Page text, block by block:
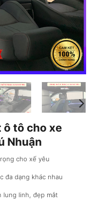
ô tô cho xe
Nhuận
cho xế yêu
đa dạng khác nhau
lung linh, đẹp mắt